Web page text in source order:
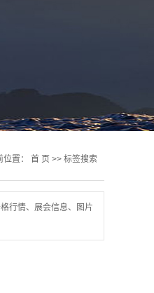
位置： 首 页 >> 标签搜索
行情、展会信息、图片